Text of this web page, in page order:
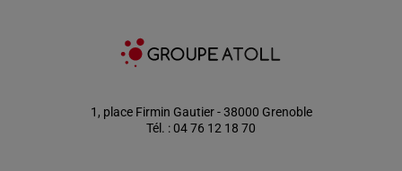
1, place Firmin Gautier - 38000 Grenoble
Tél. : 04 76 12 18 70